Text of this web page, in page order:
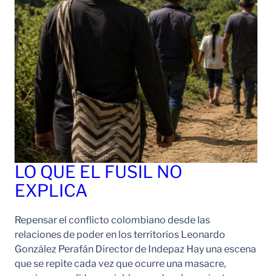
LO QUE EL FUSIL NO
EXPLICA
Repensar el conflicto colombiano desde las
relaciones de poder en los territorios Leonardo
González Perafán Director de Indepaz Hay una escena
que se repite cada vez que ocurre una masacre,